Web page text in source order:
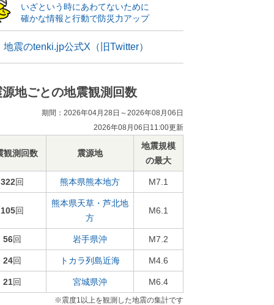
いざという時にあわてないために
確かな情報と行動で防災力アップ
地震のtenki.jp公式X（旧Twitter）
源地ごとの地震観測回数
期間：2026年04月28日～2026年08月06日
2026年08月06日11:00更新
観測回数 震源地
地震規模
の最大
322回 熊本県熊本地方 M7.1
105回
熊本県天草・芦北地
方
M6.1
56回 岩手県沖 M7.2
24回 トカラ列島近海 M4.6
21回 宮城県沖 M6.4
※震度1以上を観測した地震の集計です